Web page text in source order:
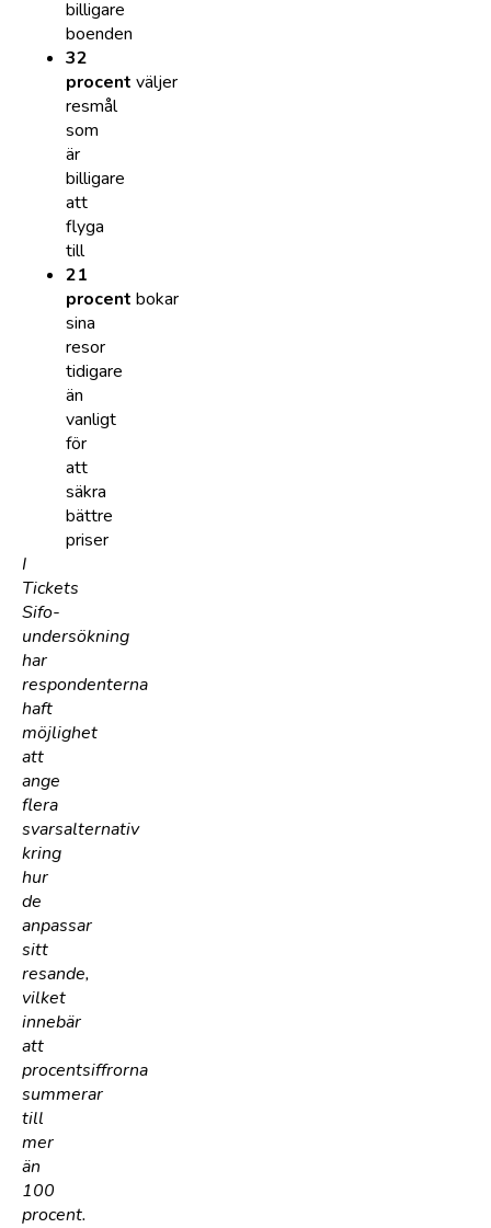
billigare
boenden
32
procent väljer
resmål
som
är
billigare
att
flyga
till
21
procent bokar
sina
resor
tidigare
än
vanligt
för
att
säkra
bättre
priser
I
Tickets
Sifo-
undersökning
har
respondenterna
haft
möjlighet
att
ange
flera
svarsalternativ
kring
hur
de
anpassar
sitt
resande,
vilket
innebär
att
procentsiffrorna
summerar
till
mer
än
100
procent.